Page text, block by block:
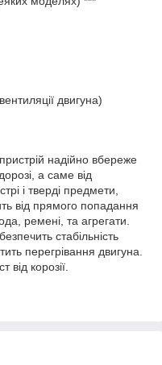
двигуна)
надійно вбереже
а саме від
і тверді предмети,
від прямого попадання
ремені, та агрегати.
стабільність
перегрівання двигуна.
корозії.